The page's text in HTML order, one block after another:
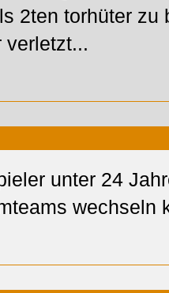
2ten torhüter
verletzt...
unter 24
wechseln